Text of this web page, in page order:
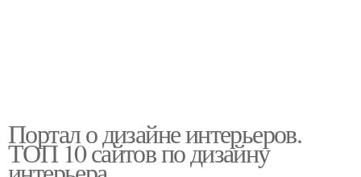
Портал о дизайне интерьеров.
ТОП 10 сайтов по дизайну